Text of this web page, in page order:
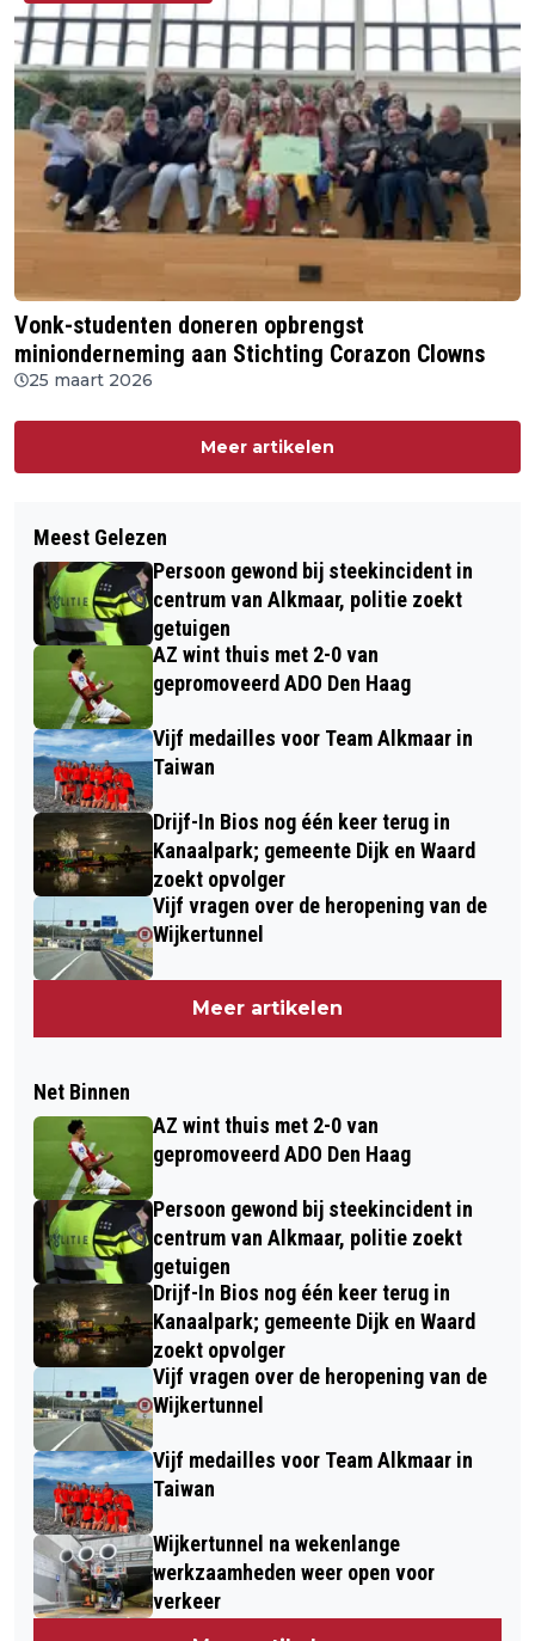
Vonk-studenten doneren opbrengst
minionderneming aan Stichting Corazon Clowns
25 maart 2026
Meer artikelen
Meest Gelezen
Persoon gewond bij steekincident in
centrum van Alkmaar, politie zoekt
getuigen
AZ wint thuis met 2-0 van
gepromoveerd ADO Den Haag
Vijf medailles voor Team Alkmaar in
Taiwan
Drijf-In Bios nog één keer terug in
Kanaalpark; gemeente Dijk en Waard
zoekt opvolger
Vijf vragen over de heropening van de
Wijkertunnel
Meer artikelen
Net Binnen
AZ wint thuis met 2-0 van
gepromoveerd ADO Den Haag
Persoon gewond bij steekincident in
centrum van Alkmaar, politie zoekt
getuigen
Drijf-In Bios nog één keer terug in
Kanaalpark; gemeente Dijk en Waard
zoekt opvolger
Vijf vragen over de heropening van de
Wijkertunnel
Vijf medailles voor Team Alkmaar in
Taiwan
Wijkertunnel na wekenlange
werkzaamheden weer open voor
verkeer